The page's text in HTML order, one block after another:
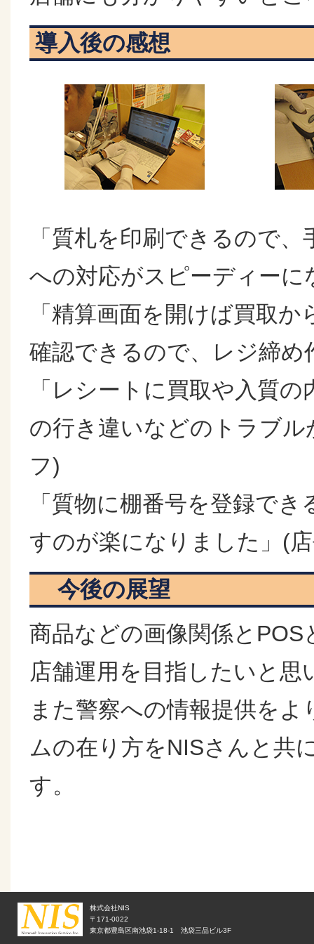
導入後の感想
「質札を印刷できるので
への対応がスピーディー
「精算画面を開けば買取
確認できるので、レジ締
「レシートに買取や入質
の行き違いなどのトラブ
フ)
「質物に棚番号を登録で
すのが楽になりました」(
今後の展望
商品などの画像関係と
店舗運用を目指したいと思
また警察への情報提供を
ムの在り方をNISさんと共
す。
株式会社NIS
〒171-0022
東京都豊島区南池袋1-18-1 池袋三品ビル3F